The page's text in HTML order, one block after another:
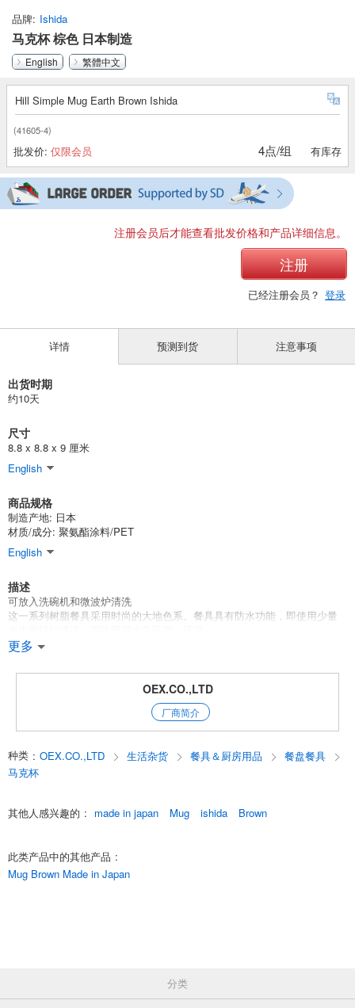
品牌 Ishida
马克杯 棕色 日本制造
English 繁體中文
Hill Simple Mug Earth Brown Ishida
(41605-4)
批发价: 仅限会员 4点/组 有库存
注册会员后才能查看批发价格和产品详细信息。
注册
已经注册会员？ 登录
详情
出货时期
约10天
尺寸
8.8 x 8.8 x 9 厘米
English
商品规格
制造产地: 日本
材质/成分: 聚氨酯涂料/PET
English
描述
可放入洗碗机和微波炉清洗
这一系列树脂餐具采用时尚的大地色系。餐具具有防水功能，即使用少量
单击此处查看热门产品
单击此处查看 ISHIDA 的其他产品
更多
预测到货 注意事项
OEX.CO.,LTD
厂商简介
种类 : OEX.CO.,LTD 生活杂货 餐具＆厨房用品
餐盘餐具
马克杯
其他人感兴趣的 : made in japan Mug ishida Brown
此类产品中的其他产品 :
Mug Brown Made in Japan
分类